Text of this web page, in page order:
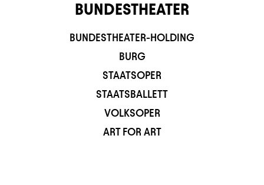
BUNDESTHEATER
BUNDESTHEATER-HOLDING
BURG
STAATSOPER
STAATSBALLETT
VOLKSOPER
ART FOR ART